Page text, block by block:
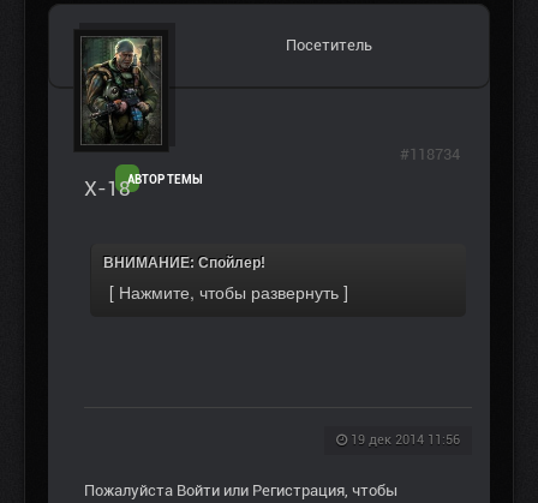
АВТОР ТЕМЫ
Посетитель
Х-18
ВНИМАНИЕ: Спойлер!
19 дек 2014 11:56
#118734
Пожалуйста Войти или Регистрация , чтобы